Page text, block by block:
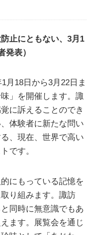
止にともない、3月1
発表）
月18日から3月22日ま
」を開催します。諏
に訴えることのでき
体験者に新たな問い
、現在、世界で高い
です。
にもっている記憶を
り組みます。諏訪
同時に無意識でもあ
ます。展覧会を通じ